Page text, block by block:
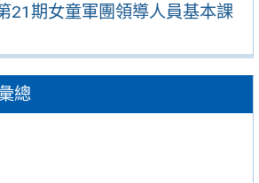
21期女童軍團領導人員基本課
總